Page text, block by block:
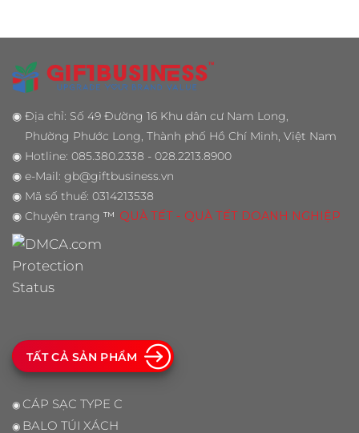
◉ Địa chỉ: Số 49 Đường 16 Khu dân cư Nam Long,
Phường Phước Long, Thành phố Hồ Chí Minh, Việt Nam
◉ Hotline: 085.380.2338 - 028.2213.8900
◉ e-Mail: gb@giftbusiness.vn
◉ Mã số thuế: 0314213538
◉ Chuyên trang ™ QUÀ TẾT - QUÀ TẾT DOANH NGHIỆP
TẤT CẢ SẢN PHẨM
◉ CÁP SẠC TYPE C
◉ BALO TÚI XÁCH